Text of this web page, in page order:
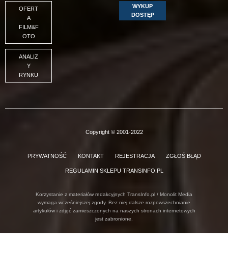
OFERT
A
FILM&F
OTO
ANALIZ
Y
RYNKU
WYKUP
DOSTĘP
Copyright © 2001-2022
PRYWATNOŚĆ KONTAKT REJESTRACJA ZGŁOŚ BŁĄD
REGULAMIN SKLEPU TRANSINFO.PL
Korzystanie z materiałów redakcyjnych TransInfo.pl / Monolit Media
wymaga wcześniejszej zgody. Bez niej dalsze rozpowszechnianie
artykułów i zdjęć zamieszczonych na naszych stronach internetowych
jest zabronione.